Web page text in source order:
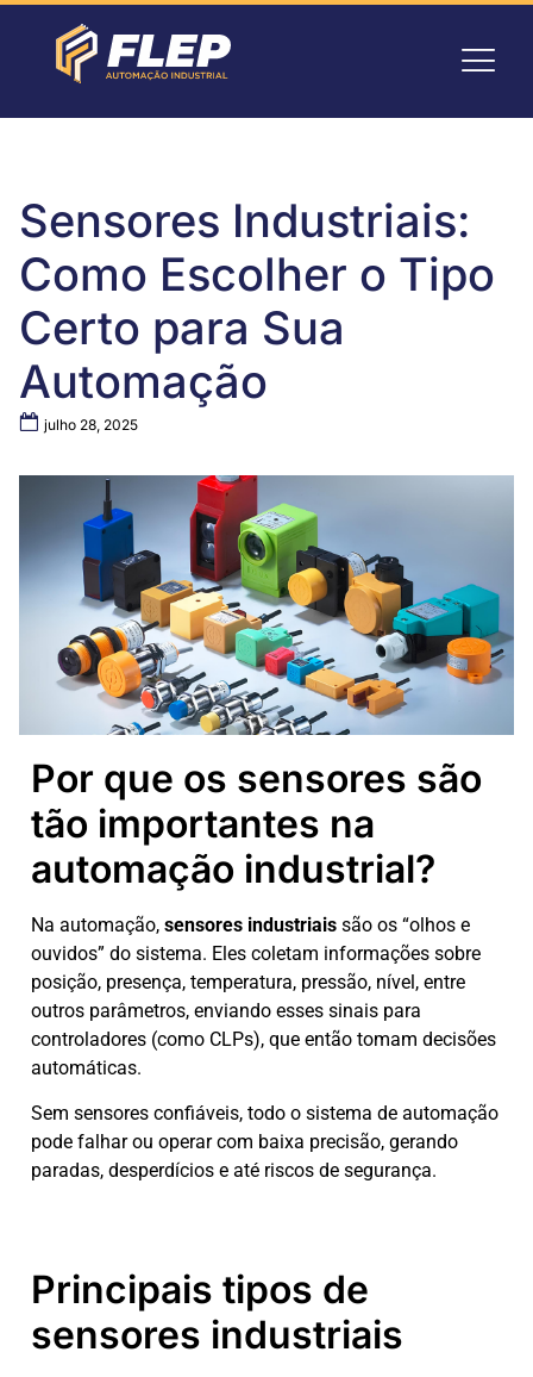
Sensores Industriais:
Como Escolher o Tipo
Certo para Sua
Automação
julho 28, 2025
Por que os sensores são
tão importantes na
automação industrial?
Na automação, sensores industriais são os “olhos e
ouvidos” do sistema. Eles coletam informações sobre
posição, presença, temperatura, pressão, nível, entre
outros parâmetros, enviando esses sinais para
controladores (como CLPs), que então tomam decisões
automáticas.
Sem sensores confiáveis, todo o sistema de automação
pode falhar ou operar com baixa precisão, gerando
paradas, desperdícios e até riscos de segurança.
Principais tipos de
sensores industriais